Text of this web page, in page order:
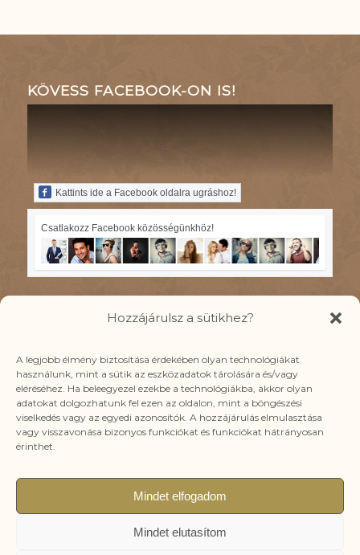
Hozzájárulsz a sütikhez?
A legjobb élmény biztosítása érdekében olyan technológiákat
használunk, mint a sütik az eszközadatok tárolására és/vagy
eléréséhez. Ha beleegyezel ezekbe a technológiákba, akkor olyan
adatokat dolgozhatunk fel ezen az oldalon, mint a böngészési
viselkedés vagy az egyedi azonosítók. A hozzájárulás elmulasztása
vagy visszavonása bizonyos funkciókat és funkciókat hátrányosan
érinthet.
Mindet elfogadom
Mindet elutasítom
KÖVESS FACEBOOK-ON IS!
Kattints ide a Facebook oldalra ugráshoz!
Csatlakozz Facebook közösségünkhöz!
IRATKOZZ FEL YOUTUBE
CSATORNÁMRA!
Ide kattints!
© Copyright - Kozér Emőke Minden jog fenntartva!